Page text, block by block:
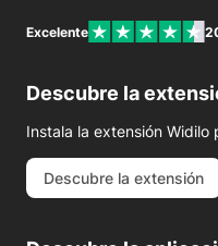
Excelente
Descubre la
Instala la extensión
Descubre la extensión